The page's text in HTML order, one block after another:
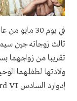
ثالث زوجاته جين
تقريبا من
ولادتها لطفلهما
إدوارد السادس Edward VI.